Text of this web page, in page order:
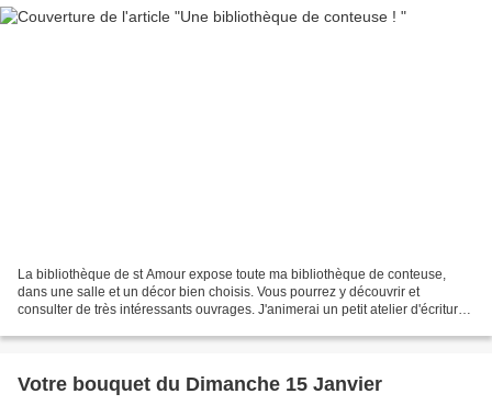
La bibliothèque de st Amour expose toute ma bibliothèque de conteuse,
dans une salle et un décor bien choisis. Vous pourrez y découvrir et
consulter de très intéressants ouvrages. J'animerai un petit atelier d'écriture
Votre bouquet du Dimanche 15 Janvier